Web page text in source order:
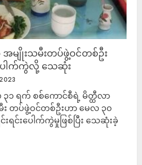
မျိုးသမီးတပ်ဖွဲ့ဝင်တစ်ဦး
ေါက်ကွဲလို့ သေဆုံး
၁ ရက် စစ်ကောင်စီရဲ့ မိတ္ထီလာ
တပ်ဖွဲ့ဝင်တစ်ဦးဟာ မေလ ၃၀
င်းပေါက်ကွဲမှုဖြစ်ပြီး သေဆုံးခဲ့